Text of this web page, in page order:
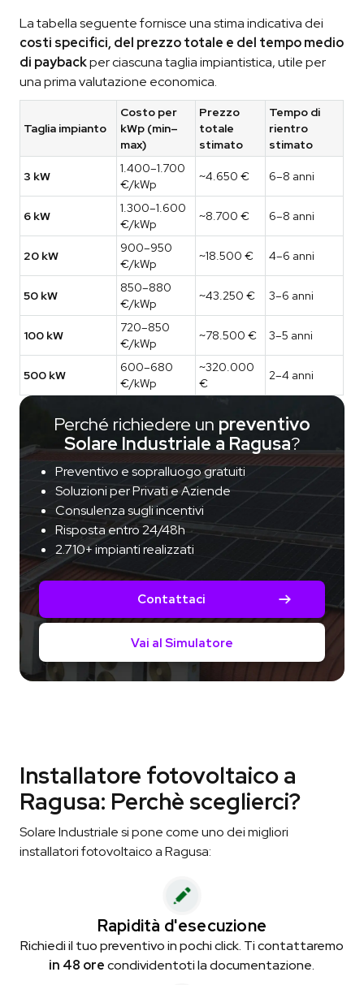
La tabella seguente fornisce una stima indicativa dei
costi specifici, del prezzo totale e del tempo medio
di paybackper ciascuna taglia impiantistica, utile per
una prima valutazione economica.
Taglia impianto
Costo per
kWp (min–
max)
Prezzo
totale
stimato
Tempo di
rientro
stimato
3 kW
1.400–1.700
€/kWp
~4.650 € 6–8 anni
6 kW
1.300–1.600
€/kWp
~8.700 € 6–8 anni
20 kW
900–950
€/kWp
~18.500 € 4–6 anni
50 kW
850–880
€/kWp
~43.250 € 3–6 anni
100 kW
720–850
€/kWp
~78.500 € 3–5 anni
500 kW
600–680
€/kWp
~320.000
€
2–4 anni
Perché richiedere un preventivo
Solare Industriale a Ragusa?
Preventivo e sopralluogo gratuiti
Soluzioni per Privati e Aziende
Consulenza sugli incentivi
Risposta entro 24/48h
2.710+ impianti realizzati
Contattaci
Vai al Simulatore
Installatore fotovoltaico a
Ragusa: Perchè sceglierci?
Solare Industriale si pone come uno dei migliori
installatori fotovoltaico a Ragusa:
Rapidità d'esecuzione
Richiedi il tuo preventivo in pochi click. Ti contattaremo
in 48 orecondividentoti la documentazione.